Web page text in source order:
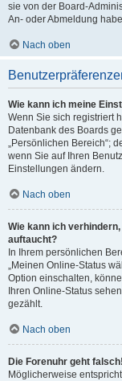
sie von der Board-
An- oder Abmeldung
Nach oben
Wie kann ich meine
Wenn Sie sich registriert
Datenbank des Boards
„Persönlichen Bereich“;
wenn Sie auf Ihren
Einstellungen ändern.
Nach oben
Wie kann ich
auftaucht?
In Ihrem persönlichen
„Meinen Online-Status
Option einschalten,
Ihren Online-Status
gezählt.
Nach oben
Die Forenuhr geht falsch!
Möglicherweise